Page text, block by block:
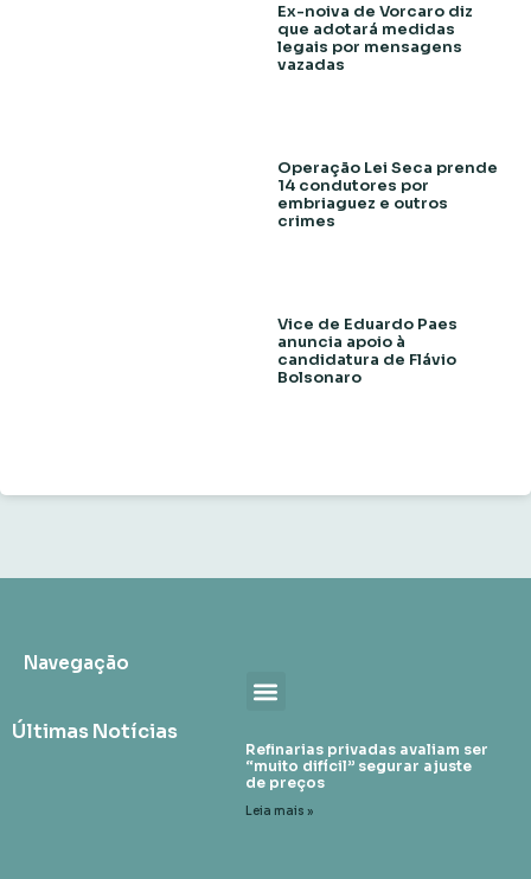
Ex-noiva de Vorcaro diz
que adotará medidas
legais por mensagens
vazadas
Operação Lei Seca prende
14 condutores por
embriaguez e outros
crimes
Vice de Eduardo Paes
anuncia apoio à
candidatura de Flávio
Bolsonaro
Navegação
Últimas Notícias
Refinarias privadas avaliam ser
“muito difícil” segurar ajuste
de preços
Leia mais »